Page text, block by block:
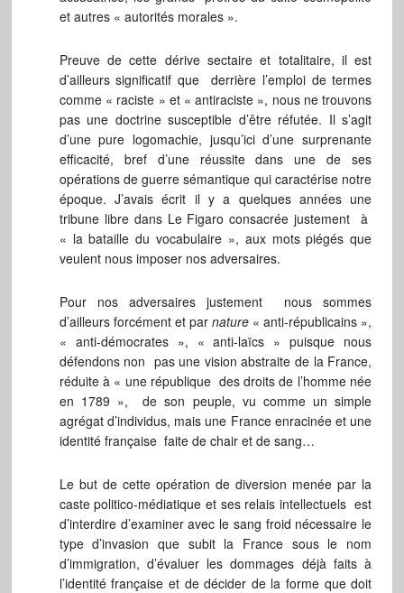
et autres « autorités morales ».
Preuve de cette dérive sectaire et totalitaire, il est
d’ailleurs significatif que derrière l’emploi de termes
comme « raciste » et « antiraciste », nous ne trouvons
pas une doctrine susceptible d’être réfutée. Il s’agit
d’une pure logomachie, jusqu’ici d’une surprenante
efficacité, bref d’une réussite dans une de ses
opérations de guerre sémantique qui caractérise notre
époque. J’avais écrit il y a quelques années une
tribune libre dans Le Figaro consacrée justement à
« la bataille du vocabulaire », aux mots piégés que
veulent nous imposer nos adversaires.
Pour nos adversaires justement nous sommes
d’ailleurs forcément et parnature « anti-républicains »,
« anti-démocrates », « anti-laïcs » puisque nous
défendons non pas une vision abstraite de la France,
réduite à « une république des droits de l’homme née
en 1789 », de son peuple, vu comme un simple
agrégat d’individus, mais une France enracinée et une
identité française faite de chair et de sang…
Le but de cette opération de diversion menée par la
caste politico-médiatique et ses relais intellectuels est
d’interdire d’examiner avec le sang froid nécessaire le
type d’invasion que subit la France sous le nom
d’immigration, d’évaluer les dommages déjà faits à
l’identité française et de décider de la forme que doit